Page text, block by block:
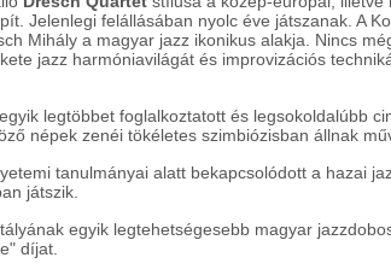
Jelenlegi felállásában nyolc éve játszanak. A
Mihály a magyar jazz ikonikus alakja. Nincs
jazz harmóniavilágát és improvizációs
legtöbbet foglalkoztatott és legsokoldalúbb
népek zenéi tökéletes szimbiózisban állnak
tanulmányai alatt bekapcsolódott a hazai
játszik.
egyik legtehetségesebb magyar
díjat.